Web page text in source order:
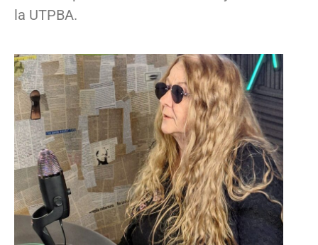
la UTPBA.